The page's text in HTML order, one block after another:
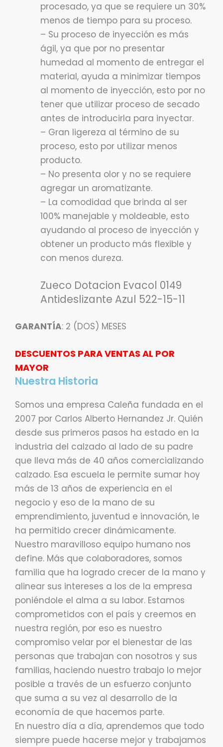
procesado, ya que se requiere un 30%
menos de tiempo para su proceso.
– Su proceso de inyección es más
ágil, ya que por no presentar
humedad al momento de entregar el
material, ayuda a minimizar tiempos
al momento de inyección, esto por no
tener que utilizar proceso de secado
antes de introducirla para inyectar.
– Gran ligereza al término de su
proceso, esto por utilizar menos
producto.
– No presenta olor y no se requiere
agregar un aromatizante.
– La comodidad que brinda al ser
100% manejable y moldeable, esto
ayudando al proceso de inyección y
obtener un producto más flexible y
con menos dureza.
Zueco Dotacion Evacol 0149
Antideslizante Azul 522-15-11
GARANTÍA: 2 (DOS) MESES
DESCUENTOS PARA VENTAS AL POR
MAYOR
Nuestra Historia
Somos una empresa Caleña fundada en el
2007 por Carlos Alberto Hernandez Jr. Quién
desde sus primeros pasos ha estado en la
industria del calzado al lado de su padre
que lleva más de 40 años comercializando
calzado. Esa escuela le permite sumar hoy
más de 13 años de experiencia en el
negocio y eso de la mano de su
emprendimiento, juventud e innovación, le
ha permitido crecer dinámicamente.
Nuestro maravilloso equipo humano nos
define. Más que colaboradores, somos
familia que ha logrado crecer de la mano y
alinear sus intereses a los de la empresa
poniéndole el alma a su labor. Estamos
comprometidos con el país y creemos en
nuestra región, por eso es nuestro
compromiso velar por el bienestar de las
personas que trabajan con nosotros y sus
familias, haciendo nuestro trabajo lo mejor
posible a través de un esfuerzo conjunto
que suma a su vez al desarrollo de la
economía de que hacemos parte.
En nuestro día a día, aprendemos que todo
siempre puede hacerse mejor y trabajamos